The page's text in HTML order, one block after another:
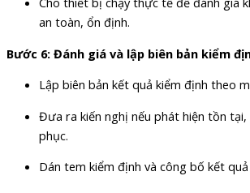
an toàn, ổn định.
Bước 6: Đánh giá và lập biên bản kiểm
Lập biên bản kết quả kiểm định theo
Đưa ra kiến nghị nếu phát hiện tồn tại,
phục.
Dán tem kiểm định và công bố kết